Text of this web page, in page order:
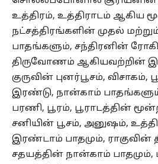
உத்திரம், உத்திராடம் ஆகிய
நட்சத்திரங்களின் முதல்
பாதங்களும், சந்திரனின்
திருவோணம் ஆகியவற்றின்
குருவின் புனர்பூசம், விசாகம்,
இரண்டு, நான்காம்
பரணி, பூரம், பூராடத்தின்
சனியின் பூசம், அனுஷம்,
இரண்டாம் பாதமும், ராகுவின்
சதயத்தின் நான்காம் பாதமும்,